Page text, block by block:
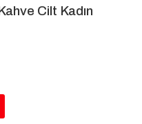
Cilt Kadın